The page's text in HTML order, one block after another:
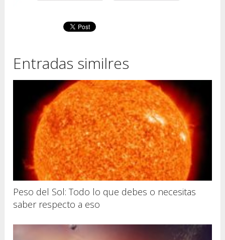
Entradas similres
Peso del Sol: Todo lo que debes o necesitas
saber respecto a eso